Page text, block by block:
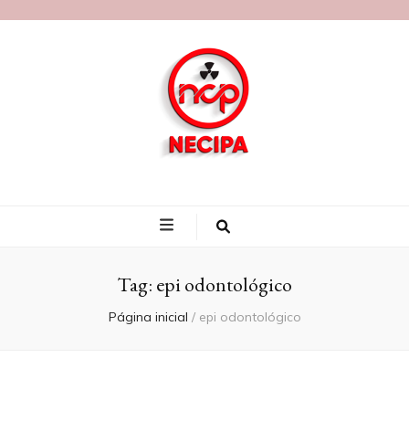
Blog Necipa
Tag: epi odontológico
Página inicial / epi odontológico